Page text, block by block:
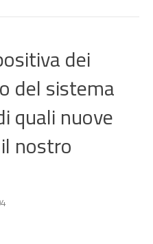
dei
del sistema
quali nuove
nostro